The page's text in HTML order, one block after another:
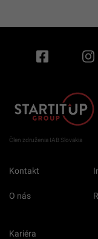
Člen združenia IAB Slovakia
Kontakt
O nás
Kariéra